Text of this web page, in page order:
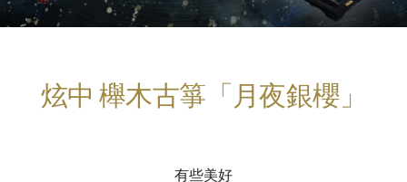
炫中 櫸木古箏「月夜銀櫻」
有些美好